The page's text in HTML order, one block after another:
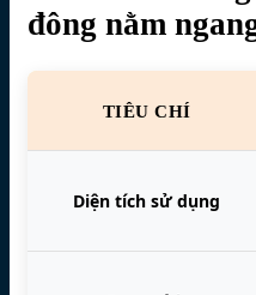
đông nằm
TIÊU CHÍ
Diện tích sử dụng